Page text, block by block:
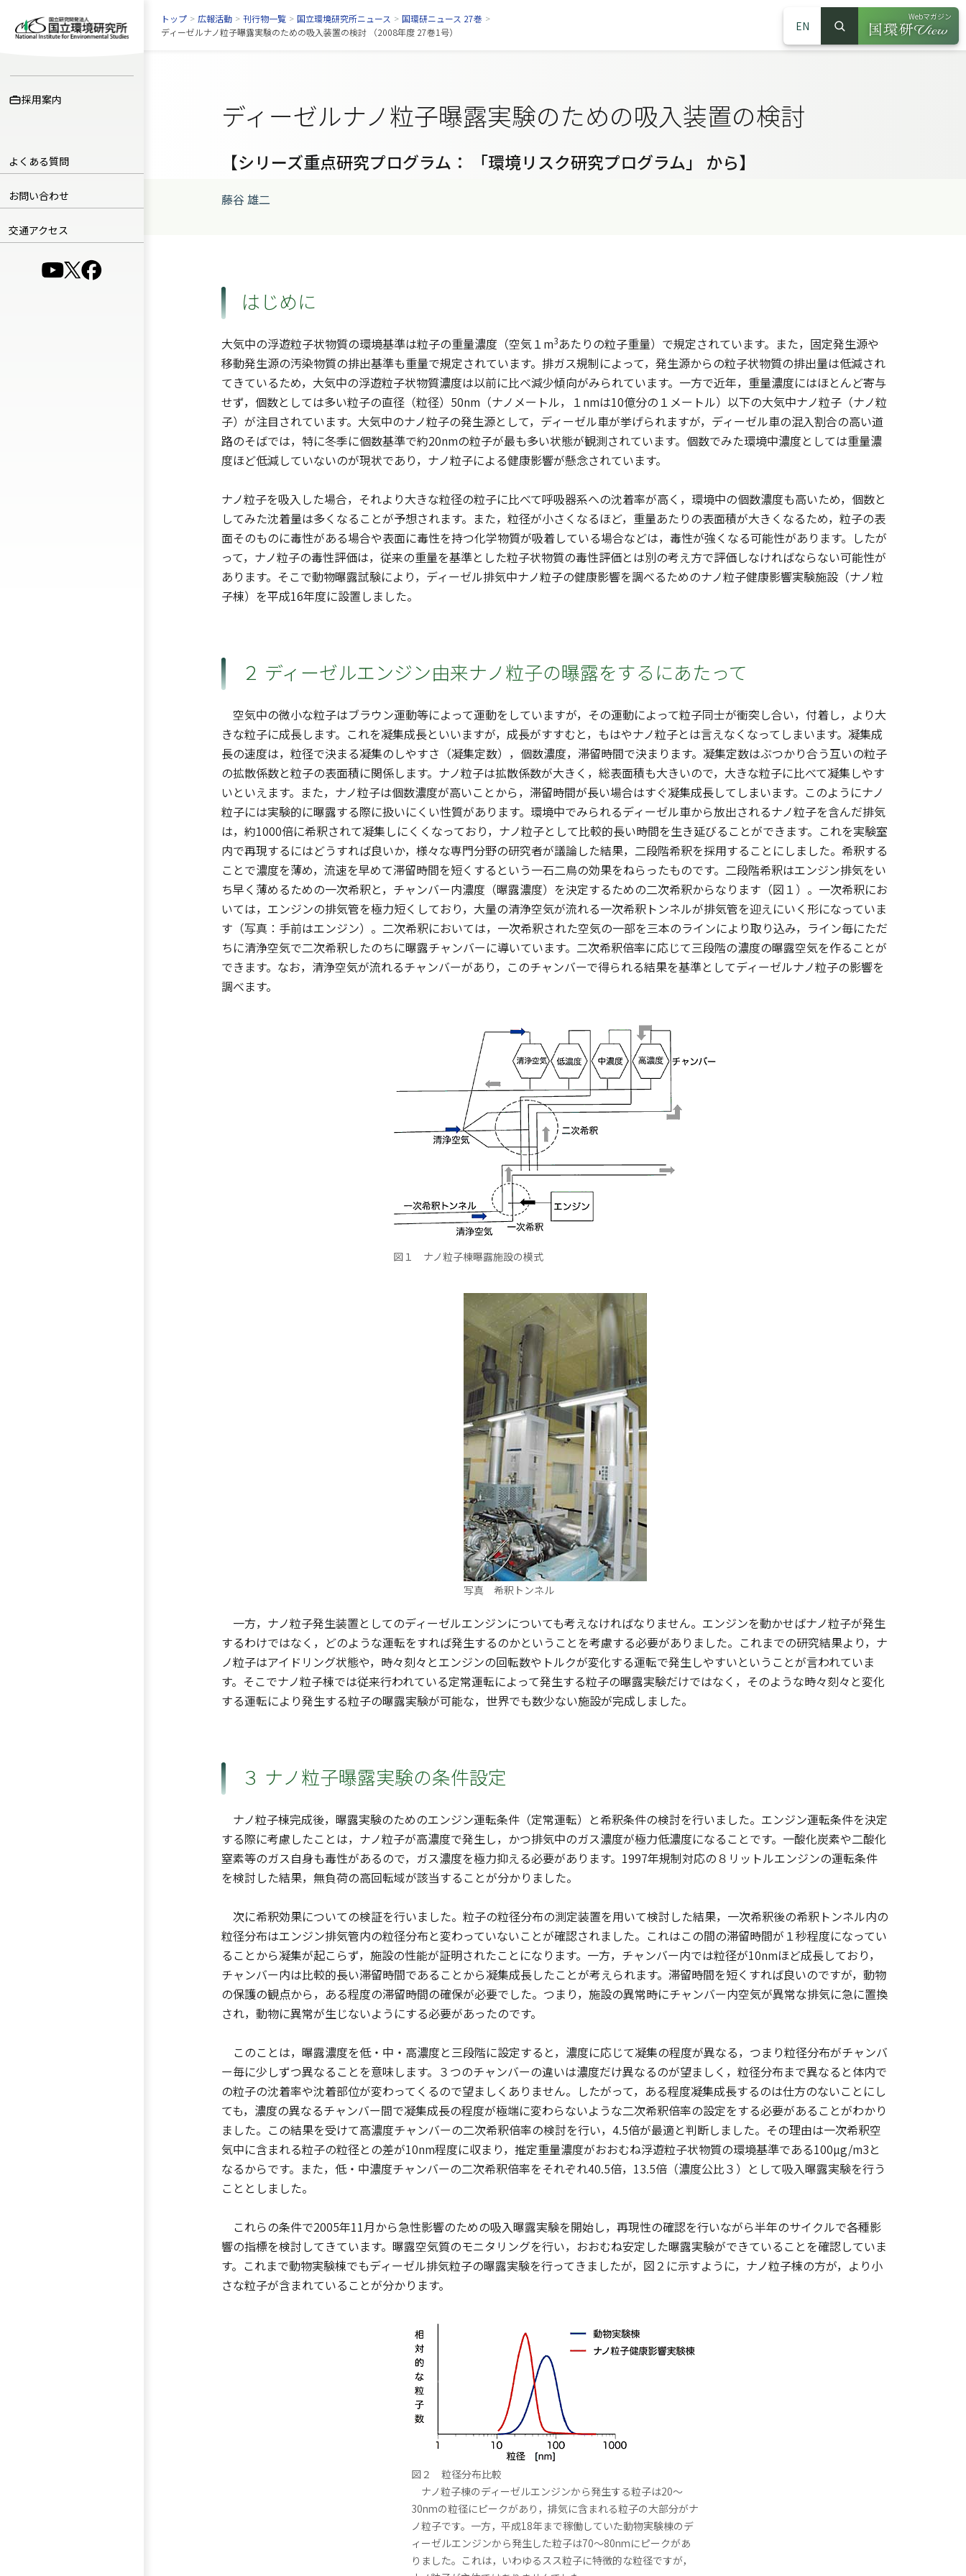
採用案内
よくある質問
お問い合わせ
交通アクセス
（別ウインドウで開きます）
（別ウインドウで開きます）
（別ウインドウで開きます）
EN
サイト内検索
検索
Webマガジン
（別ウインドウ
トップ > 広報活動 > 刊行物一覧 > 国立環境研究所ニュース > 国環研ニュース 27巻 >
ディーゼルナノ粒子曝露実験のための吸入装置の検討 （2008年度 27巻1号）
ディーゼルナノ粒子曝露実験のための吸入装置の検討
【シリーズ重点研究プログラム： 「環境リスク研究プログラム」 から】
藤谷 雄二
はじめに
大気中の浮遊粒子状物質の環境基準は粒子の重量濃度（空気１m3あたりの粒子重量）で規定されています。また，固定発生源や
移動発生源の汚染物質の排出基準も重量で規定されています。排ガス規制によって，発生源からの粒子状物質の排出量は低減され
てきているため，大気中の浮遊粒子状物質濃度は以前に比べ減少傾向がみられています。一方で近年，重量濃度にはほとんど寄与
せず，個数としては多い粒子の直径（粒径）50nm（ナノメートル，１nmは10億分の１メートル）以下の大気中ナノ粒子（ナノ粒
子）が注目されています。大気中のナノ粒子の発生源として，ディーゼル車が挙げられますが，ディーゼル車の混入割合の高い道
路のそばでは，特に冬季に個数基準で約20nmの粒子が最も多い状態が観測されています。個数でみた環境中濃度としては重量濃
度ほど低減していないのが現状であり，ナノ粒子による健康影響が懸念されています。
ナノ粒子を吸入した場合，それより大きな粒径の粒子に比べて呼吸器系への沈着率が高く，環境中の個数濃度も高いため，個数と
してみた沈着量は多くなることが予想されます。また，粒径が小さくなるほど，重量あたりの表面積が大きくなるため，粒子の表
面そのものに毒性がある場合や表面に毒性を持つ化学物質が吸着している場合などは，毒性が強くなる可能性があります。したが
って，ナノ粒子の毒性評価は，従来の重量を基準とした粒子状物質の毒性評価とは別の考え方で評価しなければならない可能性が
あります。そこで動物曝露試験により，ディーゼル排気中ナノ粒子の健康影響を調べるためのナノ粒子健康影響実験施設（ナノ粒
子棟）を平成16年度に設置しました。
２ ディーゼルエンジン由来ナノ粒子の曝露をするにあたって
空気中の微小な粒子はブラウン運動等によって運動をしていますが，その運動によって粒子同士が衝突し合い，付着し，より大
きな粒子に成長します。これを凝集成長といいますが，成長がすすむと，もはやナノ粒子とは言えなくなってしまいます。凝集成
長の速度は，粒径で決まる凝集のしやすさ（凝集定数），個数濃度，滞留時間で決まります。凝集定数はぶつかり合う互いの粒子
の拡散係数と粒子の表面積に関係します。ナノ粒子は拡散係数が大きく，総表面積も大きいので，大きな粒子に比べて凝集しやす
いといえます。また，ナノ粒子は個数濃度が高いことから，滞留時間が長い場合はすぐ凝集成長してしまいます。このようにナノ
粒子には実験的に曝露する際に扱いにくい性質があります。環境中でみられるディーゼル車から放出されるナノ粒子を含んだ排気
は，約1000倍に希釈されて凝集しにくくなっており，ナノ粒子として比較的長い時間を生き延びることができます。これを実験室
内で再現するにはどうすれば良いか，様々な専門分野の研究者が議論した結果，二段階希釈を採用することにしました。希釈する
ことで濃度を薄め，流速を早めて滞留時間を短くするという一石二鳥の効果をねらったものです。二段階希釈はエンジン排気をい
ち早く薄めるための一次希釈と，チャンバー内濃度（曝露濃度）を決定するための二次希釈からなります（図１）。一次希釈にお
いては，エンジンの排気管を極力短くしており，大量の清浄空気が流れる一次希釈トンネルが排気管を迎えにいく形になっていま
す（写真：手前はエンジン）。二次希釈においては，一次希釈された空気の一部を三本のラインにより取り込み，ライン毎にただ
ちに清浄空気で二次希釈したのちに曝露チャンバーに導いています。二次希釈倍率に応じて三段階の濃度の曝露空気を作ることが
できます。なお，清浄空気が流れるチャンバーがあり，このチャンバーで得られる結果を基準としてディーゼルナノ粒子の影響を
調べます。
図１ ナノ粒子棟曝露施設の模式
写真 希釈トンネル
一方，ナノ粒子発生装置としてのディーゼルエンジンについても考えなければなりません。エンジンを動かせばナノ粒子が発生
するわけではなく，どのような運転をすれば発生するのかということを考慮する必要がありました。これまでの研究結果より，ナ
ノ粒子はアイドリング状態や，時々刻々とエンジンの回転数やトルクが変化する運転で発生しやすいということが言われていま
す。そこでナノ粒子棟では従来行われている定常運転によって発生する粒子の曝露実験だけではなく，そのような時々刻々と変化
する運転により発生する粒子の曝露実験が可能な，世界でも数少ない施設が完成しました。
３ ナノ粒子曝露実験の条件設定
ナノ粒子棟完成後，曝露実験のためのエンジン運転条件（定常運転）と希釈条件の検討を行いました。エンジン運転条件を決定
する際に考慮したことは，ナノ粒子が高濃度で発生し，かつ排気中のガス濃度が極力低濃度になることです。一酸化炭素や二酸化
窒素等のガス自身も毒性があるので，ガス濃度を極力抑える必要があります。1997年規制対応の８リットルエンジンの運転条件
を検討した結果，無負荷の高回転域が該当することが分かりました。
次に希釈効果についての検証を行いました。粒子の粒径分布の測定装置を用いて検討した結果，一次希釈後の希釈トンネル内の
粒径分布はエンジン排気管内の粒径分布と変わっていないことが確認されました。これはこの間の滞留時間が１秒程度になってい
ることから凝集が起こらず，施設の性能が証明されたことになります。一方，チャンバー内では粒径が10nmほど成長しており，
チャンバー内は比較的長い滞留時間であることから凝集成長したことが考えられます。滞留時間を短くすれば良いのですが，動物
の保護の観点から，ある程度の滞留時間の確保が必要でした。つまり，施設の異常時にチャンバー内空気が異常な排気に急に置換
され，動物に異常が生じないようにする必要があったのです。
このことは，曝露濃度を低・中・高濃度と三段階に設定すると，濃度に応じて凝集の程度が異なる，つまり粒径分布がチャンバ
ー毎に少しずつ異なることを意味します。３つのチャンバーの違いは濃度だけ異なるのが望ましく，粒径分布まで異なると体内で
の粒子の沈着率や沈着部位が変わってくるので望ましくありません。したがって，ある程度凝集成長するのは仕方のないことにし
ても，濃度の異なるチャンバー間で凝集成長の程度が極端に変わらないような二次希釈倍率の設定をする必要があることがわかり
ました。この結果を受けて高濃度チャンバーの二次希釈倍率の検討を行い，4.5倍が最適と判断しました。その理由は一次希釈空
気中に含まれる粒子の粒径との差が10nm程度に収まり，推定重量濃度がおおむね浮遊粒子状物質の環境基準である100µg/m3と
なるからです。また，低・中濃度チャンバーの二次希釈倍率をそれぞれ40.5倍，13.5倍（濃度公比３）として吸入曝露実験を行う
こととしました。
これらの条件で2005年11月から急性影響のための吸入曝露実験を開始し，再現性の確認を行いながら半年のサイクルで各種影
響の指標を検討してきています。曝露空気質のモニタリングを行い，おおむね安定した曝露実験ができていることを確認していま
す。これまで動物実験棟でもディーゼル排気粒子の曝露実験を行ってきましたが，図２に示すように，ナノ粒子棟の方が，より小
さな粒子が含まれていることが分かります。
図２ 粒径分布比較
ナノ粒子棟のディーゼルエンジンから発生する粒子は20～
30nmの粒径にピークがあり，排気に含まれる粒子の大部分がナ
ノ粒子です。一方，平成18年まで稼働していた動物実験棟のデ
ィーゼルエンジンから発生した粒子は70～80nmにピークがあ
りました。これは，いわゆるスス粒子に特徴的な粒径ですが，